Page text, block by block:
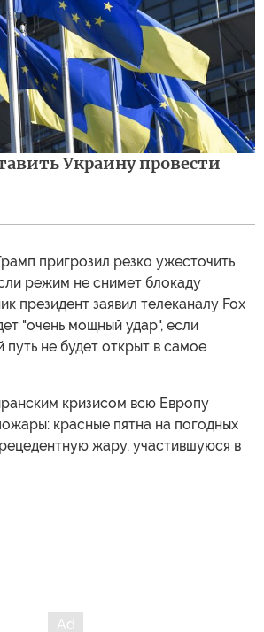
Украину провести
пригрозил резко ужесточить
режим не снимет блокаду
президент заявил телеканалу Fox
"очень мощный удар", если
не будет открыт в самое
кризисом всю Европу
красные пятна на погодных
жару, участившуюся в